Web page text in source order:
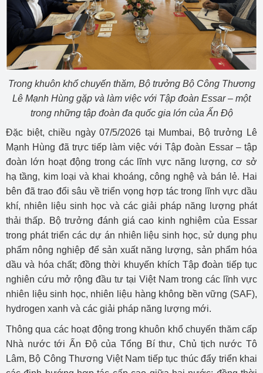
Trong khuôn khổ chuyến thăm, Bộ trưởng Bộ Công Thương
Lê Mạnh Hùng gặp và làm việc với Tập đoàn Essar – một
trong những tập đoàn đa quốc gia lớn của Ấn Độ
Đặc biệt, chiều ngày 07/5/2026 tại Mumbai, Bộ trưởng Lê
Mạnh Hùng đã trực tiếp làm việc với Tập đoàn Essar – tập
đoàn lớn hoạt động trong các lĩnh vực năng lượng, cơ sở
hạ tầng, kim loại và khai khoáng, công nghệ và bán lẻ. Hai
bên đã trao đổi sâu về triển vọng hợp tác trong lĩnh vực dầu
khí, nhiên liệu sinh học và các giải pháp năng lượng phát
thải thấp. Bộ trưởng đánh giá cao kinh nghiệm của Essar
trong phát triển các dự án nhiên liệu sinh học, sử dụng phụ
phẩm nông nghiệp để sản xuất năng lượng, sản phẩm hóa
dầu và hóa chất; đồng thời khuyến khích Tập đoàn tiếp tục
nghiên cứu mở rộng đầu tư tại Việt Nam trong các lĩnh vực
nhiên liệu sinh học, nhiên liệu hàng không bền vững (SAF),
hydrogen xanh và các giải pháp năng lượng mới.
Thông qua các hoạt động trong khuôn khổ chuyến thăm cấp
Nhà nước tới Ấn Độ của Tổng Bí thư, Chủ tịch nước Tô
Lâm, Bộ Công Thương Việt Nam tiếp tục thúc đẩy triển khai